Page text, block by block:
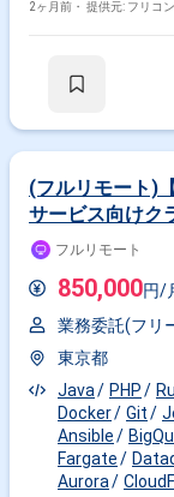
ィバックログの消化
2ヶ月前・ 提供元: フリコン
(フルリモート)
サービス向けク
フルリモート
850,000円/
業務委託(フリ
東京都
Java
PHP
Docker
Git
Ansible
Fargate
Aurora